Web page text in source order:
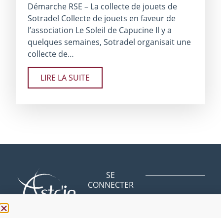
Démarche RSE – La collecte de jouets de
Sotradel Collecte de jouets en faveur de
l’association Le Soleil de Capucine Il y a
quelques semaines, Sotradel organisait une
collecte de…
LIRE LA SUITE
SE
CONNECTER
Avenue des